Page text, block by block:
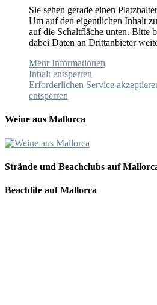
Sie sehen gerade einen
Um auf den eigentlichen Inhalt
auf die Schaltfläche unten. Bitte
dabei Daten an Drittanbieter
Mehr Informationen
Inhalt entsperren
Erforderlichen Service
entsperren
Weine aus Mallorca
Strände und Beachclubs auf
Beachlife auf Mallorca